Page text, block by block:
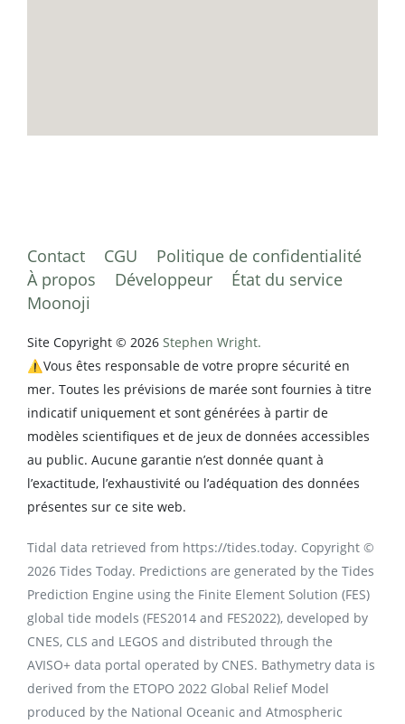
Contact CGU
Politique de confidentialité
À propos
Développeur
État du service
Moonoji
Site Copyright © 2026 Stephen Wright.
⚠️Vous êtes responsable de votre propre sécurité en
mer. Toutes les prévisions de marée sont fournies à titre
indicatif uniquement et sont générées à partir de
modèles scientifiques et de jeux de données accessibles
au public. Aucune garantie n’est donnée quant à
l’exactitude, l’exhaustivité ou l’adéquation des données
présentes sur ce site web.
Tidal data retrieved from https://tides.today. Copyright ©
2026 Tides Today. Predictions are generated by the Tides
Prediction Engine using the Finite Element Solution (FES)
global tide models (FES2014 and FES2022), developed by
CNES, CLS and LEGOS and distributed through the
AVISO+ data portal operated by CNES. Bathymetry data is
derived from the ETOPO 2022 Global Relief Model
produced by the National Oceanic and Atmospheric